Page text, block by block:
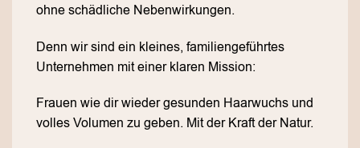
ohne schädliche Nebenwirkungen.
Denn wir sind ein kleines, familiengeführtes
Unternehmen mit einer klaren Mission:
Frauen wie dir wieder gesunden Haarwuchs und
volles Volumen zu geben. Mit der Kraft der Natur.